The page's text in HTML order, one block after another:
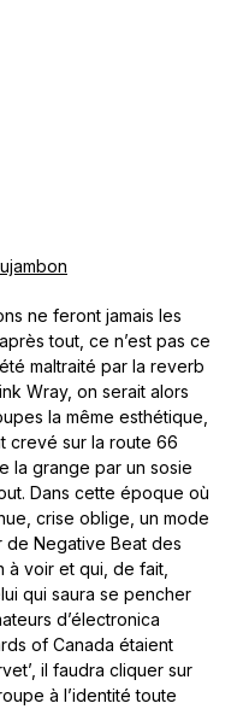
ne feront jamais les
tout, ce n’est pas ce
maltraité par la reverb
Wray, on serait alors
la même esthétique,
crevé sur la route 66
la grange par un sosie
Dans cette époque où
crise oblige, un mode
Negative Beat des
à voir et qui, de fait,
qui saura se pencher
d’électronica
of Canada étaient
il faudra cliquer sur
à l’identité toute